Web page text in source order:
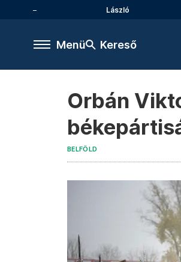
László
Menü Kereső
Orbán
BELFÖLD